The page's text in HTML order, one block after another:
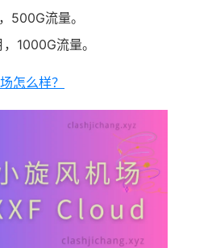
500G流量。
1000G流量。
怎么样？